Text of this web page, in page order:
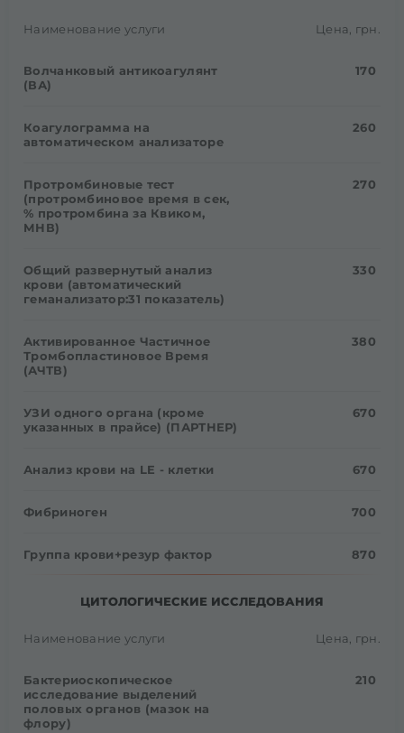
Наименование услуги Цена, грн.
Волчанковый антикоагулянт
(ВА)
170
Коагулограмма на
автоматическом анализаторе
260
Протромбиновые тест
(протромбиновое время в сек,
% протромбина за Квиком,
МНВ)
270
Общий развернутый анализ
крови (автоматический
геманализатор:31 показатель)
330
Активированное Частичное
Тромбопластиновое Время
(АЧТВ)
380
УЗИ одного органа (кроме
указанных в прайсе) (ПАРТНЕР)
670
Анализ крови на LE - клетки 670
Фибриноген 700
Группа крови+резур фактор 870
ЦИТОЛОГИЧЕСКИЕ ИССЛЕДОВАНИЯ
Наименование услуги Цена, грн.
Бактериоскопическое
исследование выделений
половых органов (мазок на
флору)
210